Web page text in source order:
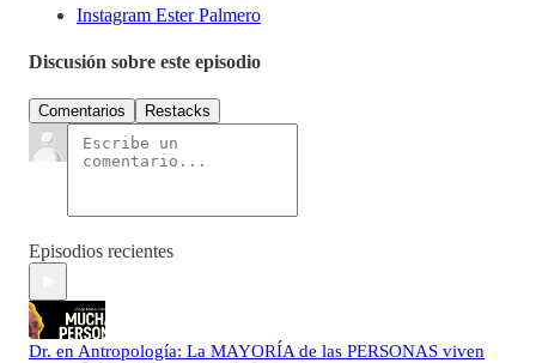
Instagram Ester Palmero
Discusión sobre este episodio
Comentarios Restacks
Episodios recientes
Dr. en Antropología: La MAYORÍA de las PERSONAS viven